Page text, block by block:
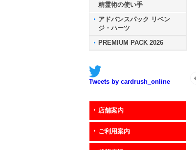
精霊術の使い手
アドバンスパック リベン
ジ・ハーツ
PREMIUM PACK 2026
Tweets by cardrush_online
店舗案内
ご利用案内